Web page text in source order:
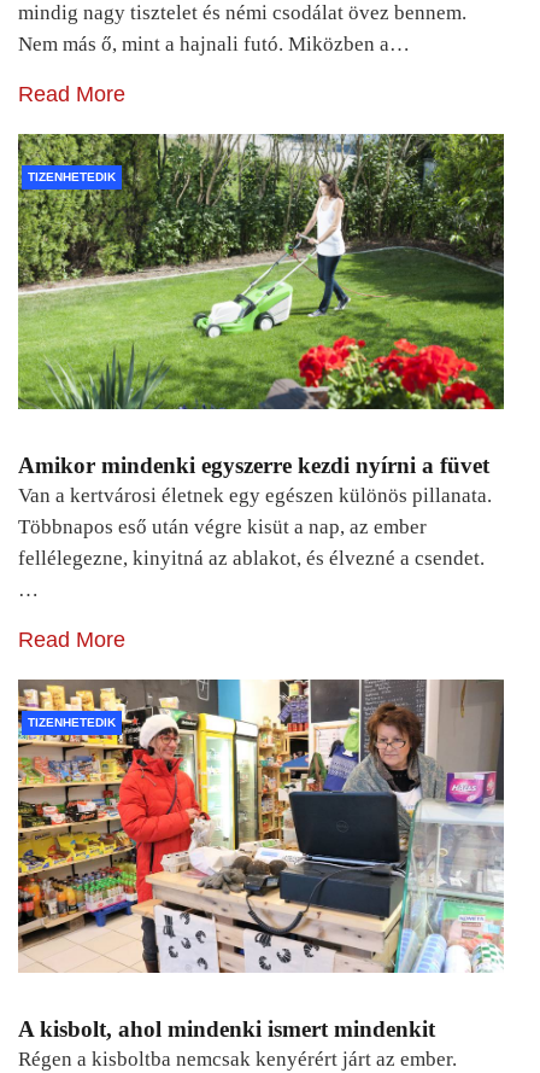
mindig nagy tisztelet és némi csodálat övez bennem.
Nem más ő, mint a hajnali futó. Miközben a…
Read More
TIZENHETEDIK
Amikor mindenki egyszerre kezdi nyírni a füvet
Van a kertvárosi életnek egy egészen különös pillanata.
Többnapos eső után végre kisüt a nap, az ember
fellélegezne, kinyitná az ablakot, és élvezné a csendet.
…
Read More
TIZENHETEDIK
A kisbolt, ahol mindenki ismert mindenkit
Régen a kisboltba nemcsak kenyérért járt az ember.